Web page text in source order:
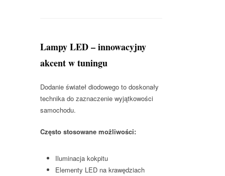
Lampy LED – innowacyjny
akcent w tuningu
Dodanie świateł diodowego to doskonały
technika do zaznaczenie wyjątkowości
samochodu.
Często stosowane możliwości:
Iluminacja kokpitu
Elementy LED na krawędziach